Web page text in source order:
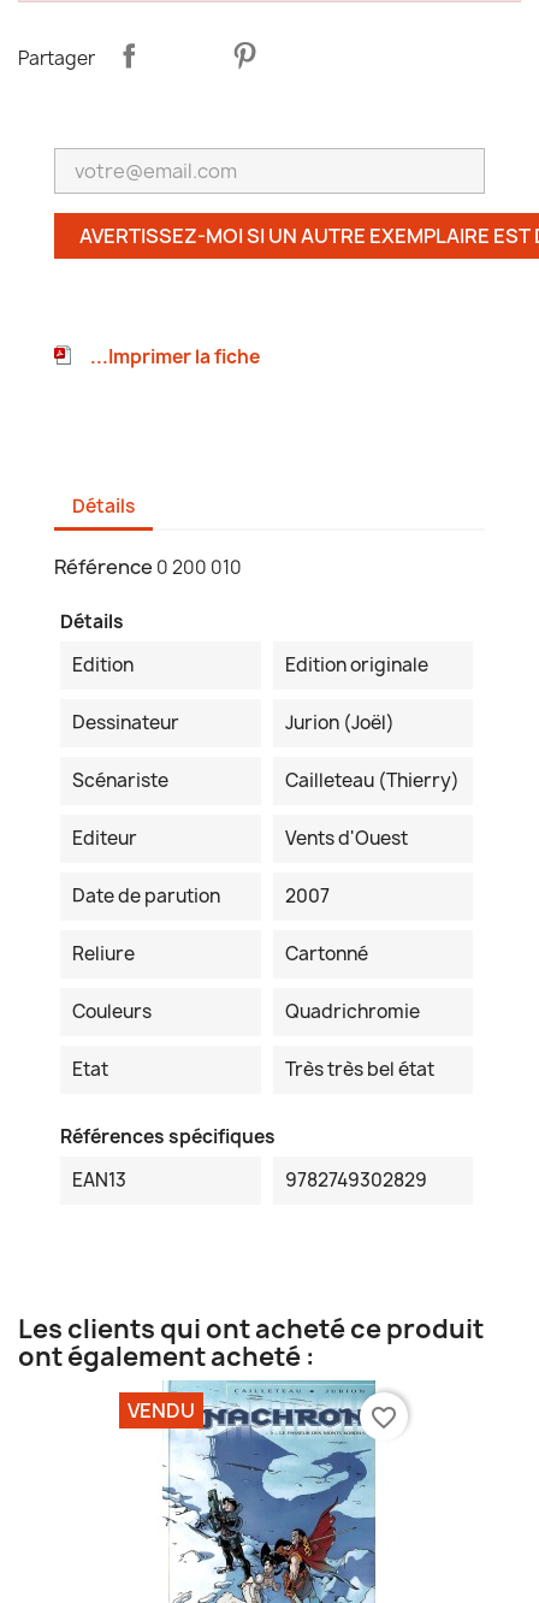
Partager
AVERTISSEZ-MOI SI UN AUTRE EXEMPLAIRE EST
...Imprimer la fiche
Détails
Référence 0 200 010
Détails
Edition
Edition originale
Dessinateur Jurion (Joël)
Scénariste Cailleteau (Thierry)
Editeur Vents d'Ouest
Date de parution 2007
Reliure Cartonné
Couleurs Quadrichromie
Etat Très très bel état
Références spécifiques
EAN13
9782749302829
Les clients qui ont acheté ce produit
ont également acheté :
VENDU favorite_border